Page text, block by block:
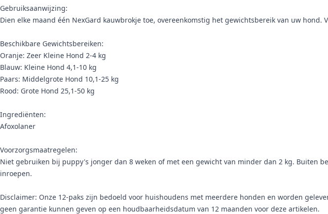
Gebruiksaanwijzing:
Dien elke maand één NexGard kauwbrokje toe, overeenkomstig het gewichtsbereik van uw
Beschikbare Gewichtsbereiken:
Oranje: Zeer Kleine Hond 2-4 kg
Blauw: Kleine Hond 4,1-10 kg
Paars: Middelgrote Hond 10,1-25 kg
Rood: Grote Hond 25,1-50 kg
Ingrediënten:
Afoxolaner
Voorzorgsmaatregelen:
Niet gebruiken bij puppy's jonger dan 8 weken of met een gewicht van minder dan 2 kg. Buiten
inroepen.
Disclaimer: Onze 12-paks zijn bedoeld voor huishoudens met meerdere honden en worden
geen garantie kunnen geven op een houdbaarheidsdatum van 12 maanden voor deze artikelen.